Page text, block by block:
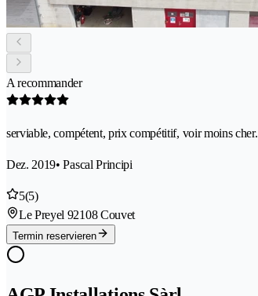
A recommander
serviable, compétent, prix compétitif, voir moins cher.
Dez. 2019• Pascal Principi
5(5)
Le Preyel 92108 Couvet
Termin reservieren